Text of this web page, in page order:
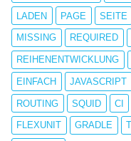
LADEN PAGE SEITE
MISSING REQUIRED
REIHENENTWICKLUNG
EINFACH JAVASCRIPT
ROUTING SQUID CI
FLEXUNIT GRADLE